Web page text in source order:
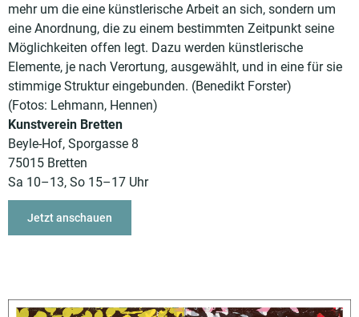
mehr um die eine künstlerische Arbeit an sich, sondern um
eine Anordnung, die zu einem bestimmten Zeitpunkt seine
Möglichkeiten offen legt. Dazu werden künstlerische
Elemente, je nach Verortung, ausgewählt, und in eine für sie
stimmige Struktur eingebunden. (Benedikt Forster)
(Fotos: Lehmann, Hennen)
Kunstverein Bretten
Beyle-Hof, Sporgasse 8
75015 Bretten
Sa 10–13, So 15–17 Uhr
Jetzt anschauen